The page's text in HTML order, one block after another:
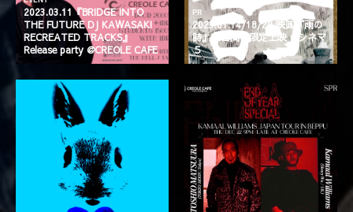
2023.03.11『BRIDGE INTO
THE FUTURE DJ KAWASAKI
RECREATED TRACKS』
Release party @CREOLE CAFE
PR
2023.01.14/18/20 映画『雨の
詩』３日間、限定上映 @シネマ
５